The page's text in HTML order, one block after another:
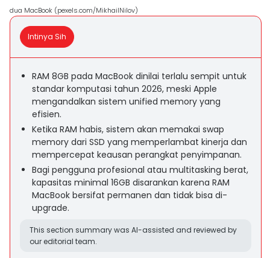
dua MacBook (pexels.com/MikhailNilov)
Intinya Sih
RAM 8GB pada MacBook dinilai terlalu sempit untuk
standar komputasi tahun 2026, meski Apple
mengandalkan sistem unified memory yang
efisien.
Ketika RAM habis, sistem akan memakai swap
memory dari SSD yang memperlambat kinerja dan
mempercepat keausan perangkat penyimpanan.
Bagi pengguna profesional atau multitasking berat,
kapasitas minimal 16GB disarankan karena RAM
MacBook bersifat permanen dan tidak bisa di-
upgrade.
This section summary was AI-assisted and reviewed by
our editorial team.